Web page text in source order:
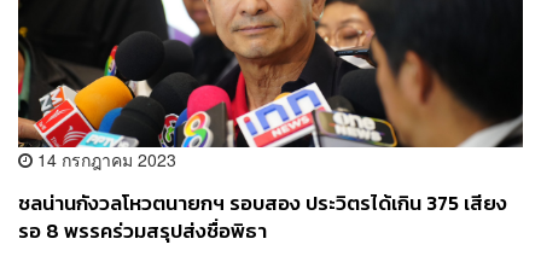
14 กรกฎาคม 2023
ชลน่านกังวลโหวตนายกฯ รอบสอง ประวิตรได้เกิน 375 เสียง
รอ 8 พรรคร่วมสรุปส่งชื่อพิธา